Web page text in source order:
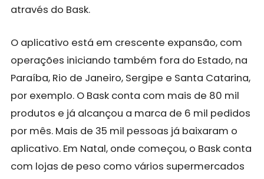
através do Bask.
O aplicativo está em crescente expansão, com
operações iniciando também fora do Estado, na
Paraíba, Rio de Janeiro, Sergipe e Santa Catarina,
por exemplo. O Bask conta com mais de 80 mil
produtos e já alcançou a marca de 6 mil pedidos
por mês. Mais de 35 mil pessoas já baixaram o
aplicativo. Em Natal, onde começou, o Bask conta
com lojas de peso como vários supermercados